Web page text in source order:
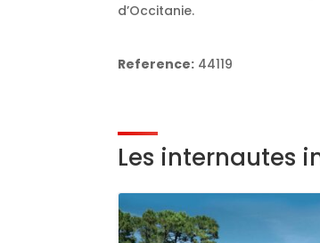
d’Occitanie.
Reference: 44119
Les internautes